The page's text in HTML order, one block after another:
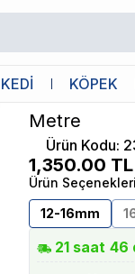
KEDİ KÖPEK
Chihiros
Chihiros
Metre
Ürün Kodu:
1,350.00 TL
Ürün Seçenekleri
12-16mm
21 saat 46